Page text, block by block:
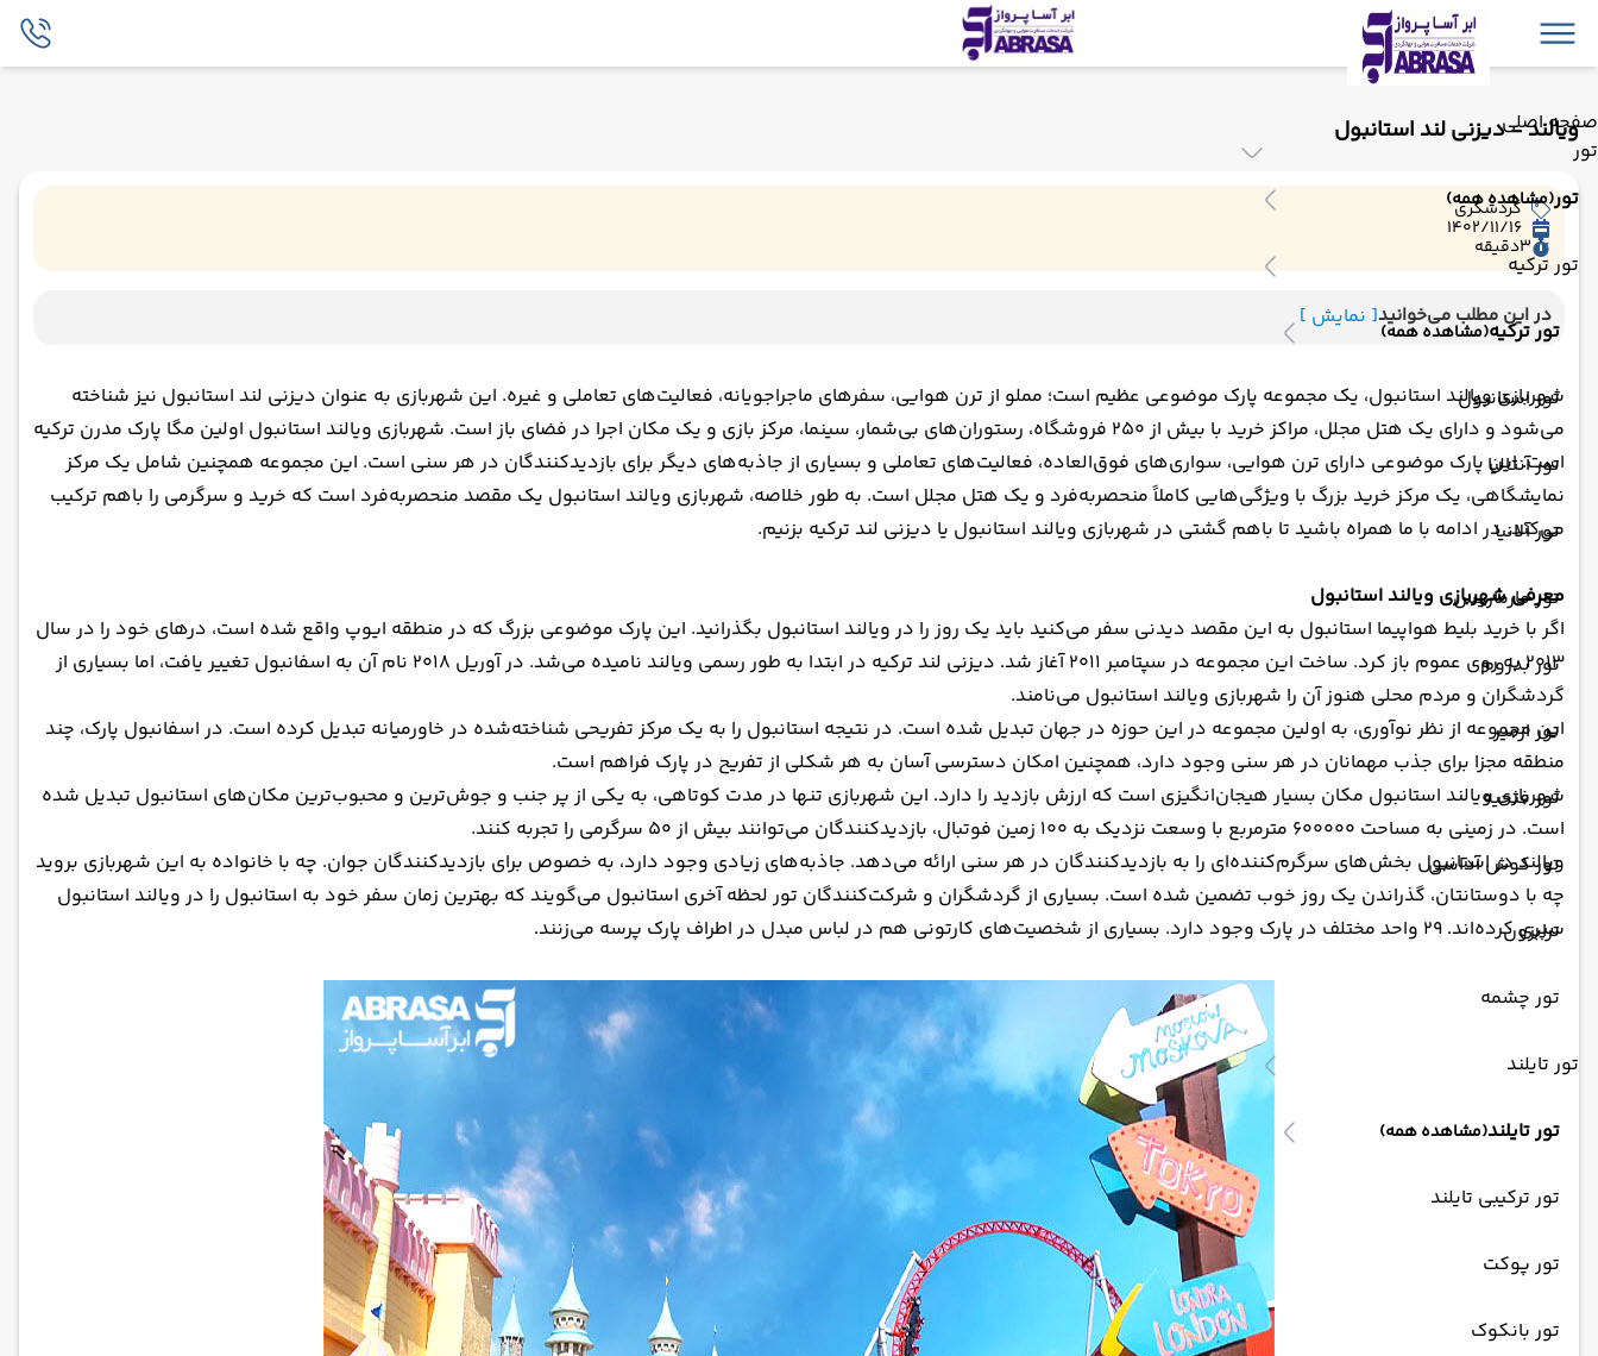
صفحه اصلی
تور
تور(مشاهده همه)
تور ترکیه
تور ترکیه(مشاهده همه)
تور استانبول
تور آنتالیا
تور آلانیا
تور مارماریس
تور بدروم
تور ازمیر
تور فتحیه
تور کوش آداسی
ترابزون
تور چشمه
تور تایلند
تور تایلند(مشاهده همه)
تور ترکیبی تایلند
تور پوکت
تور بانکوک
ویالند - دیزنی لند استانبول
گردشگری
1402/11/16
3دقیقه
در این مطلب می‌خوانید[ نمایش ]
شهربازی ویالند استانبول، یک مجموعه پارک موضوعی عظیم است؛ مملو از ترن هوایی، سفرهای ماجراجویانه، فعالیت‌های تعاملی و غیره. این شهربازی به عنوان دیزنی لند استانبول نیز شناخته
می‌شود و دارای یک هتل مجلل، مراکز خرید با بیش از ۲۵۰ فروشگاه، رستوران‌های بی‌شمار، سینما، مرکز بازی و یک مکان اجرا در فضای باز است. شهربازی ویالند استانبول اولین مگا پارک مدرن ترکیه
است. این پارک موضوعی دارای ترن هوایی، سواری‌های فوق‌العاده، فعالیت‌های تعاملی و بسیاری از جاذبه‌های دیگر برای بازدیدکنندگان در هر سنی است. این مجموعه همچنین شامل یک مرکز
نمایشگاهی، یک مرکز خرید بزرگ با ویژگی‌هایی کاملاً منحصربه‌فرد و یک هتل مجلل است. به طور خلاصه، شهربازی ویالند استانبول یک مقصد منحصربه‌فرد است که خرید و سرگرمی را باهم ترکیب
می‌کند. در ادامه با ما همراه باشید تا باهم گشتی در شهربازی ویالند استانبول یا دیزنی لند ترکیه بزنیم.
معرفی شهربازی ویالند استانبول
اگر با خرید بلیط هواپیما استانبول به این مقصد دیدنی سفر می‌کنید باید یک روز را در ویالند استانبول بگذرانید. این پارک موضوعی بزرگ که در منطقه ایوپ واقع شده است، درهای خود را در سال
۲۰۱۳ به روی عموم باز کرد. ساخت این مجموعه در سپتامبر ۲۰۱۱ آغاز شد. دیزنی لند ترکیه در ابتدا به طور رسمی ویالند نامیده می‌شد. در آوریل ۲۰۱۸ نام آن به اسفانبول تغییر یافت، اما بسیاری از
گردشگران و مردم محلی هنوز آن را شهربازی ویالند استانبول می‌نامند.
این مجموعه از نظر نوآوری، به اولین مجموعه در این حوزه در جهان تبدیل شده است. در نتیجه استانبول را به یک مرکز تفریحی شناخته‌شده در خاورمیانه تبدیل کرده است. در اسفانبول پارک، چند
منطقه مجزا برای جذب مهمانان در هر سنی وجود دارد، همچنین امکان دسترسی آسان به هر شکلی از تفریح در پارک فراهم است.
شهربازی ویالند استانبول مکان بسیار هیجان‌انگیزی است که ارزش بازدید را دارد. این شهربازی تنها در مدت کوتاهی، به یکی از پر جنب و جوش‌ترین و محبوب‌ترین مکان‌های استانبول تبدیل شده
است. در زمینی به مساحت ۶۰۰۰۰۰ مترمربع با وسعت نزدیک به ۱۰۰ زمین فوتبال، بازدیدکنندگان می‌توانند بیش از ۵۰ سرگرمی را تجربه کنند.
ویالند در استانبول بخش‌های سرگرم‌کننده‌ای را به بازدیدکنندگان در هر سنی ارائه می‌دهد. جاذبه‌های زیادی وجود دارد، به خصوص برای بازدیدکنندگان جوان. چه با خانواده به این شهربازی بروید
چه با دوستانتان، گذراندن یک روز خوب تضمین شده است. بسیاری از گردشگران و شرکت‌کنندگان تور لحظه آخری استانبول می‌گویند که بهترین زمان سفر خود به استانبول را در ویالند استانبول
سپری کرده‌اند. ۲۹ واحد مختلف در پارک وجود دارد. بسیاری از شخصیت‌های کارتونی هم در لباس مبدل در اطراف پارک پرسه می‌زنند.